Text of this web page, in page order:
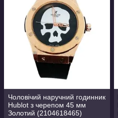
Чоловічий наручний годинник
Hublot з черепом 45 мм
Золотий (2104618465)